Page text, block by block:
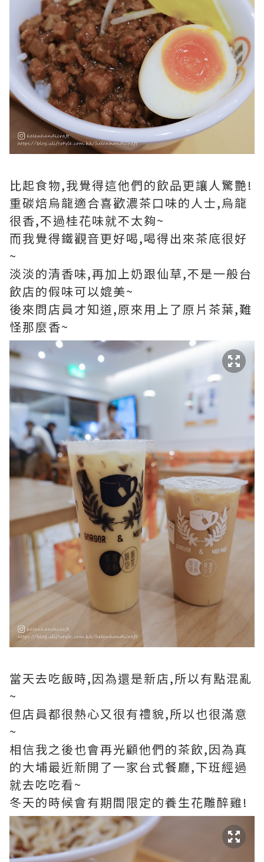
比起食物,我覺得這他們的飲品更讓人驚艷!
重碳焙烏龍適合喜歡濃茶口味的人士,烏龍
很香,不過桂花味就不太夠~
而我覺得鐵觀音更好喝,喝得出來茶底很好
~
淡淡的清香味,再加上奶跟仙草,不是一般台
飲店的假味可以媲美~
後來問店員才知道,原來用上了原片茶葉,難
怪那麼香~
當天去吃飯時,因為還是新店,所以有點混亂
~
但店員都很熱心又很有禮貌,所以也很滿意
~
相信我之後也會再光顧他們的茶飲,因為真
的大埔最近新開了一家台式餐廳,下班經過
就去吃吃看~
冬天的時候會有期間限定的養生花雕醉雞!